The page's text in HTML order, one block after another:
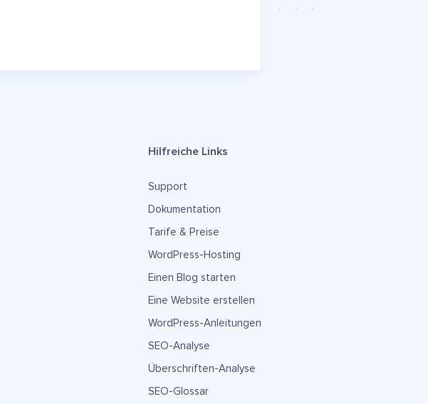
Hilfreiche Links
Support
Dokumentation
Tarife & Preise
WordPress-Hosting
Einen Blog starten
Eine Website erstellen
WordPress-Anleitungen
SEO-Analyse
Überschriften-Analyse
SEO-Glossar